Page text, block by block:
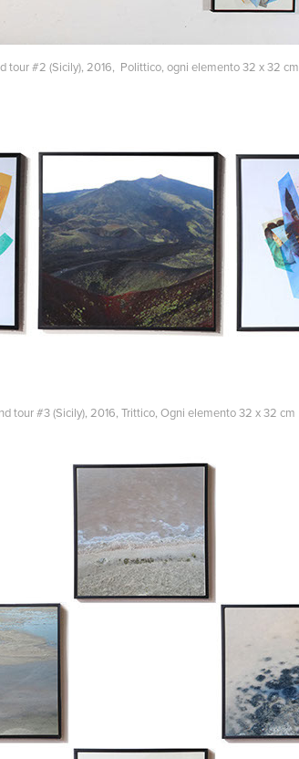
tour #2 (Sicily), 2016, Polittico, ogni elemento 32 x 32 cm
tour #3 (Sicily), 2016, Trittico, Ogni elemento 32 x 32 cm